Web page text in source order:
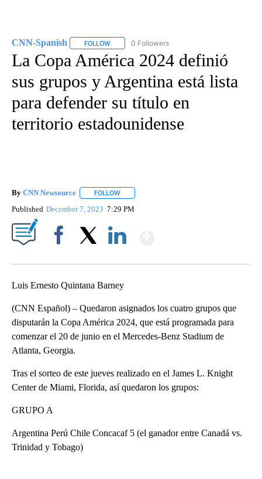
CNN-Spanish FOLLOW FOLLOW "CNN-SPANISH" TO RECEIVE
0 Followers
La Copa América 2024 definió
sus grupos y Argentina está lista
para defender su título en
territorio estadounidense
By CNN Newsource FOLLOW
Published December 7, 2023 7:29 PM
Luis Ernesto Quintana Barney
(CNN Español) – Quedaron asignados los cuatro grupos que
disputarán la Copa América 2024, que está programada para
comenzar el 20 de junio en el Mercedes-Benz Stadium de
Atlanta, Georgia.
Tras el sorteo de este jueves realizado en el James L. Knight
Center de Miami, Florida, así quedaron los grupos:
GRUPO A
Argentina Perú Chile Concacaf 5 (el ganador entre Canadá vs.
Trinidad y Tobago)